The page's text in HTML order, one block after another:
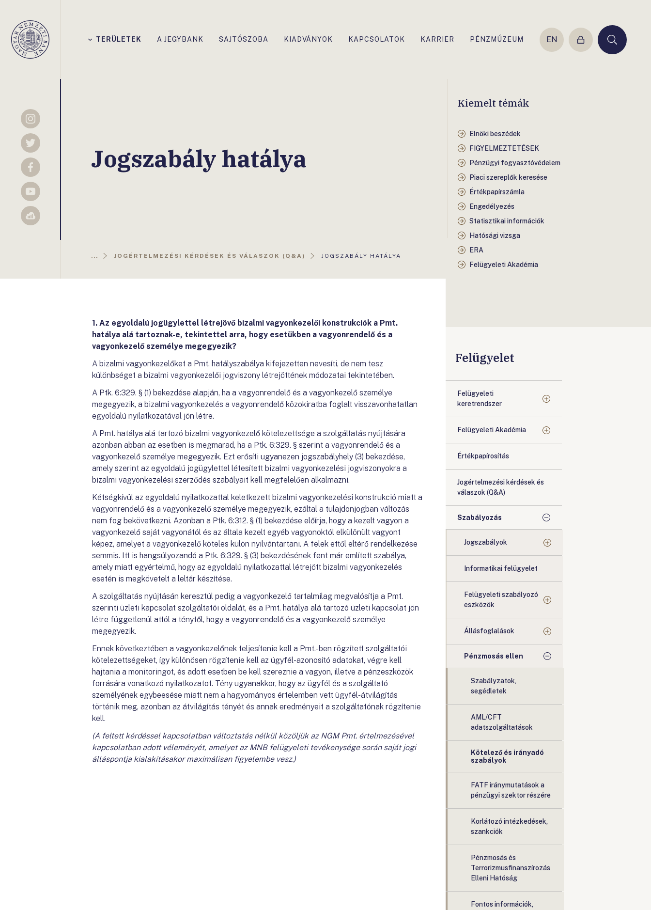
Magyar
Nemzeti
TERÜLETEK A JEGYBANK SAJTÓSZOBA KIADVÁNYOK KAPCSOLATOK KARRIER PÉNZMÚZEUM EN
Belépés Keresés
Instagram
Twitter
Facebook
YouTube
Sellsy
Jogszabály hatálya
... JOGÉRTELMEZÉSI KÉRDÉSEK ÉS VÁLASZOK (Q&A)
AKTUÁLIS
JOGSZABÁLY HATÁLYA
Kiemelt témák
Elnöki beszédek
FIGYELMEZTETÉSEK
Pénzügyi fogyasztóvédelem
Piaci szereplők keresése
Értékpapírszámla
Engedélyezés
Statisztikai információk
Hatósági vizsga
ERA
Felügyeleti Akadémia
1. Az egyoldalú jogügylettel létrejövő bizalmi vagyonkezelői konstrukciók a Pmt.
hatálya alá tartoznak-e, tekintettel arra, hogy esetükben a vagyonrendelő és a
vagyonkezelő személye megegyezik?
A bizalmi vagyonkezelőket a Pmt. hatályszabálya kifejezetten nevesíti, de nem tesz
különbséget a bizalmi vagyonkezelői jogviszony létrejöttének módozatai tekintetében.
A Ptk. 6:329. § (1) bekezdése alapján, ha a vagyonrendelő és a vagyonkezelő személye
megegyezik, a bizalmi vagyonkezelés a vagyonrendelő közokiratba foglalt visszavonhatatlan
egyoldalú nyilatkozatával jön létre.
A Pmt. hatálya alá tartozó bizalmi vagyonkezelő kötelezettsége a szolgáltatás nyújtására
azonban abban az esetben is megmarad, ha a Ptk. 6:329. § szerint a vagyonrendelő és a
vagyonkezelő személye megegyezik. Ezt erősíti ugyanezen jogszabályhely (3) bekezdése,
amely szerint az egyoldalú jogügylettel létesített bizalmi vagyonkezelési jogviszonyokra a
bizalmi vagyonkezelési szerződés szabályait kell megfelelően alkalmazni.
Kétségkívül az egyoldalú nyilatkozattal keletkezett bizalmi vagyonkezelési konstrukció miatt a
vagyonrendelő és a vagyonkezelő személye megegyezik, ezáltal a tulajdonjogban változás
nem fog bekövetkezni. Azonban a Ptk. 6:312. § (1) bekezdése előírja, hogy a kezelt vagyon a
vagyonkezelő saját vagyonától és az általa kezelt egyéb vagyonoktól elkülönült vagyont
képez, amelyet a vagyonkezelő köteles külön nyilvántartani. A felek ettől eltérő rendelkezése
semmis. Itt is hangsúlyozandó a Ptk. 6:329. § (3) bekezdésének fent már említett szabálya,
amely miatt egyértelmű, hogy az egyoldalú nyilatkozattal létrejött bizalmi vagyonkezelés
esetén is megkövetelt a leltár készítése.
A szolgáltatás nyújtásán keresztül pedig a vagyonkezelő tartalmilag megvalósítja a Pmt.
szerinti üzleti kapcsolat szolgáltatói oldalát, és a Pmt. hatálya alá tartozó üzleti kapcsolat jön
létre függetlenül attól a ténytől, hogy a vagyonrendelő és a vagyonkezelő személye
megegyezik.
Ennek következtében a vagyonkezelőnek teljesítenie kell a Pmt.-ben rögzített szolgáltatói
kötelezettségeket, így különösen rögzítenie kell az ügyfél-azonosító adatokat, végre kell
hajtania a monitoringot, és adott esetben be kell szereznie a vagyon, illetve a pénzeszközök
forrására vonatkozó nyilatkozatot. Tény ugyanakkor, hogy az ügyfél és a szolgáltató
személyének egybeesése miatt nem a hagyományos értelemben vett ügyfél-átvilágítás
történik meg, azonban az átvilágítás tényét és annak eredményeit a szolgáltatónak rögzítenie
kell.
(A feltett kérdéssel kapcsolatban változtatás nélkül közöljük az NGM Pmt. értelmezésével
kapcsolatban adott véleményét, amelyet az MNB felügyeleti tevékenysége során saját jogi
álláspontja kialakításakor maximálisan figyelembe vesz.)
Felügyelet
Felügyeleti
keretrendszer
Felügyeleti Akadémia
Értékpapírosítás
Jogértelmezési kérdések és
válaszok (Q&A)
Szabályozás
Jogszabályok
Informatikai felügyelet
Felügyeleti szabályozó
eszközök
Állásfoglalások
Pénzmosás ellen
Szabályzatok,
segédletek
AML/CFT
adatszolgáltatások
Kötelező és irányadó
szabályok
FATF iránymutatások a
pénzügyi szektor részére
Korlátozó intézkedések,
szankciók
Pénzmosás és
Terrorizmusfinanszírozás
Elleni Hatóság
Fontos információk,